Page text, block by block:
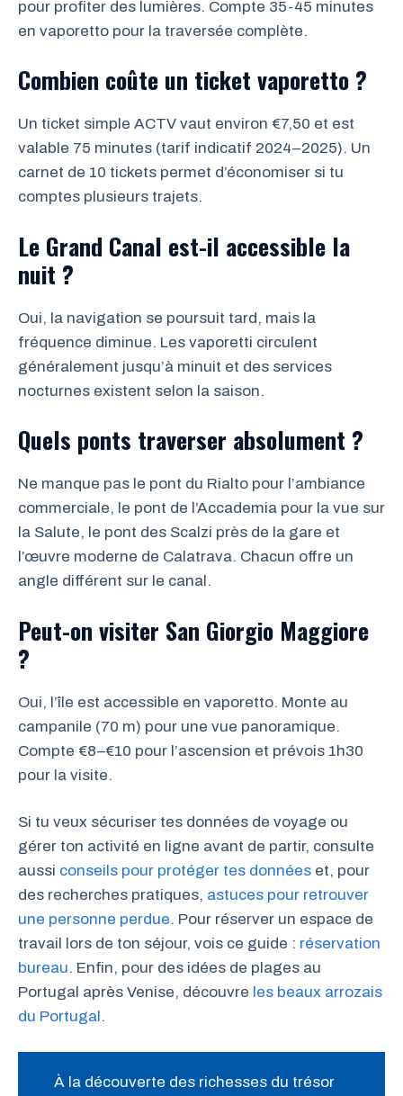
pour profiter des lumières. Compte 35-45 minutes
en vaporetto pour la traversée complète.
Combien coûte un ticket vaporetto ?
Un ticket simple ACTV vaut environ €7,50 et est
valable 75 minutes (tarif indicatif 2024–2025). Un
carnet de 10 tickets permet d’économiser si tu
comptes plusieurs trajets.
Le Grand Canal est-il accessible la
nuit ?
Oui, la navigation se poursuit tard, mais la
fréquence diminue. Les vaporetti circulent
généralement jusqu’à minuit et des services
nocturnes existent selon la saison.
Quels ponts traverser absolument ?
Ne manque pas le pont du Rialto pour l’ambiance
commerciale, le pont de l’Accademia pour la vue sur
la Salute, le pont des Scalzi près de la gare et
l’œuvre moderne de Calatrava. Chacun offre un
angle différent sur le canal.
Peut-on visiter San Giorgio Maggiore
?
Oui, l’île est accessible en vaporetto. Monte au
campanile (70 m) pour une vue panoramique.
Compte €8–€10 pour l’ascension et prévois 1h30
pour la visite.
Si tu veux sécuriser tes données de voyage ou
gérer ton activité en ligne avant de partir, consulte
aussi conseils pour protéger tes données et, pour
des recherches pratiques, astuces pour retrouver
une personne perdue. Pour réserver un espace de
travail lors de ton séjour, vois ce guide : réservation
bureau. Enfin, pour des idées de plages au
Portugal après Venise, découvre les beaux arrozais
du Portugal .
À la découverte des richesses du trésor